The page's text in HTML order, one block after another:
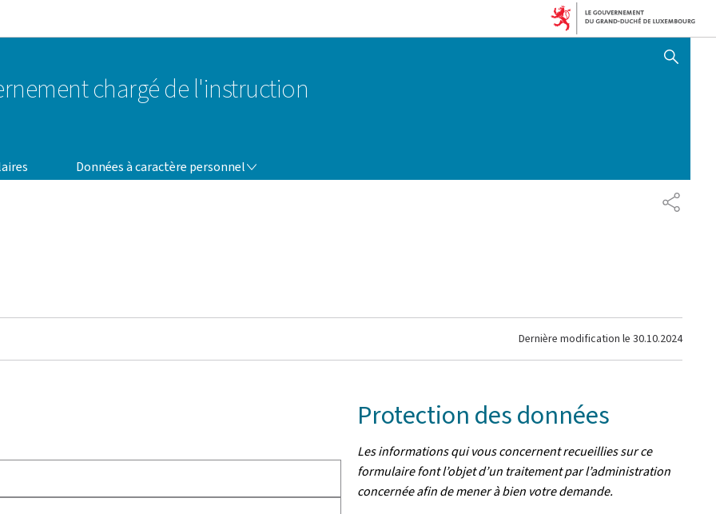
chargé de l'instruction
AFFICHER / MASQUER
Données à caractère personnel
DONNÉES À CARACTÈRE PERSONNEL
Dernière modification le 30.10.2024
Protection des données
Les informations qui vous concernent recueillies sur ce
formulaire font l’objet d’un traitement par l’administration
concernée afin de mener à bien votre demande.